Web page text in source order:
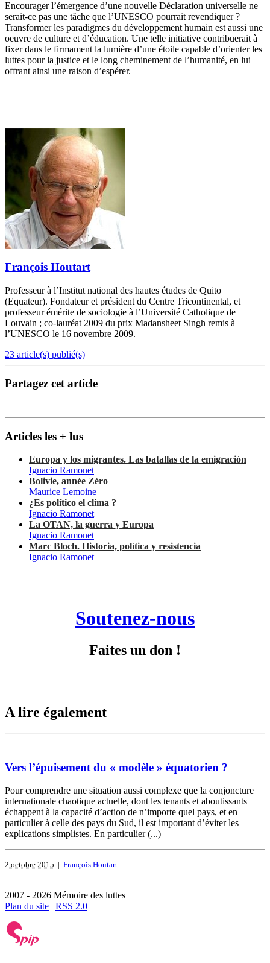
Encourager l’émergence d’une nouvelle Déclaration universelle ne
serait-ce pas une tâche que l’UNESCO pourrait revendiquer ?
Transformer les paradigmes du développement humain est aussi une
oeuvre de culture et d’éducation. Une telle initiative contribuerait à
fixer dans le firmament la lumière d’une étoile capable d’orienter les
luttes pour la justice et le long cheminement de l’humanité, en lui
offrant ainsi une raison d’espérer.
François Houtart
Professeur à l’Institut national des hautes études de Quito
(Equateur). Fondateur et président du Centre Tricontinental, et
professeur émérite de sociologie à l’Université Catholique de
Louvain ; co-lauréat 2009 du prix Madansheet Singh remis à
l’UNESCO le 16 novembre 2009.
23 article(s) publié(s)
Partagez cet article
Articles les + lus
Europa y los migrantes. Las batallas de la emigración
Ignacio Ramonet
Bolivie, année Zéro
Maurice Lemoine
¿Es político el clima ?
Ignacio Ramonet
La OTAN, la guerra y Europa
Ignacio Ramonet
Marc Bloch. Historia, política y resistencia
Ignacio Ramonet
Soutenez-nous
Faites un don !
A lire également
Vers l’épuisement du « modèle » équatorien ?
Pour comprendre une situation aussi complexe que la conjoncture
internationale chaotique actuelle, dont les tenants et aboutissants
échappent à la capacité d’action de n’importe quel pays, et en
particulier à celle des pays du Sud, il est important d’éviter les
explications simplistes. En particulier (...)
2 octobre 2015 | François Houtart
2007 - 2026 Mémoire des luttes
Plan du site | RSS 2.0